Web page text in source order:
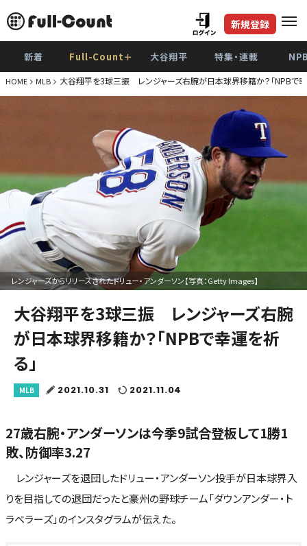
新規登録
新着 Full-Count＋ 大谷翔平 特集・連載
HOME MLB 大谷翔平を3球三振 レンジャーズ右腕が日本球界移籍か？「NPBで幸
レンジャーズからリリースされたドリュー・アンダーソン【写真：Getty Images】
大谷翔平を3球三振 レンジャーズ右腕
が日本球界移籍か？「NPBで幸運を祈
る」
MLB 2021.10.31 2021.11.04
27歳右腕・アンダーソンは今季9試合登板して1勝1
敗、防御率3.27
レンジャーズを退団したドリュー・アンダーソン投手が日本球界入
りを目指しての退団だったと豪州の野球チーム「ダウンアンダー・ト
ラベラーズ」のインスタグラムが伝えた。